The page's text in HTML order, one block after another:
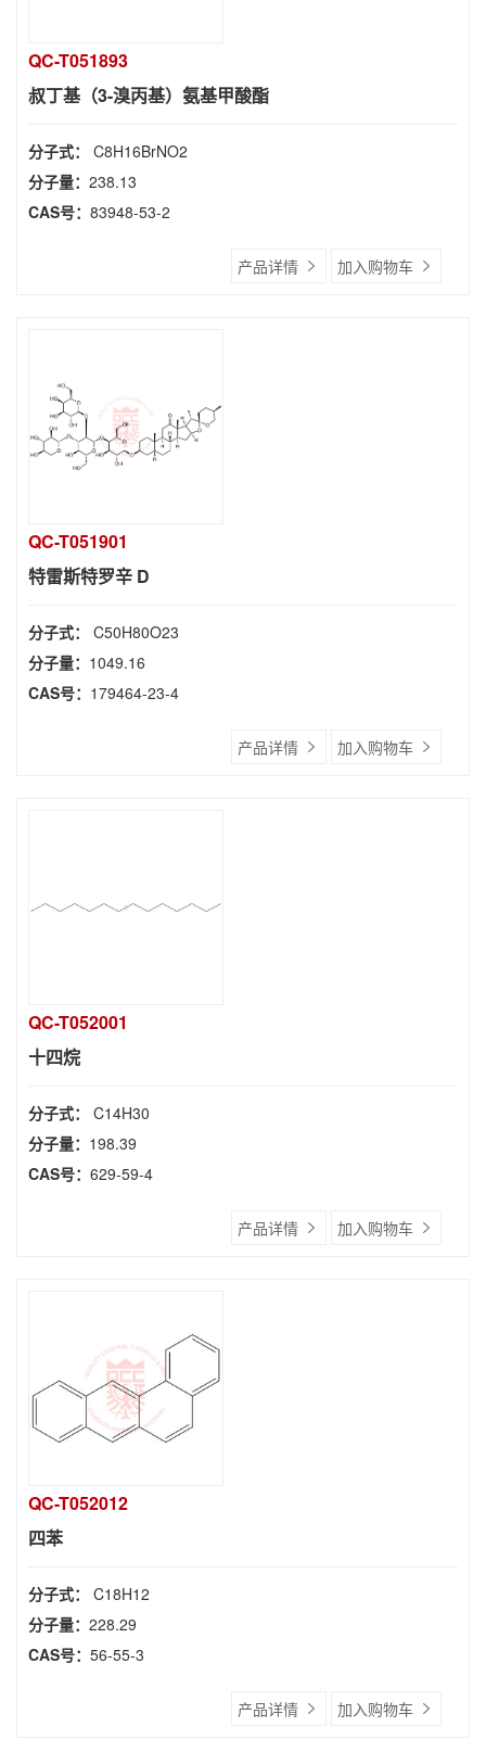
QC-T051893
叔丁基（3-溴丙基）氨基甲酸酯
分子式： C8H16BrNO2
分子量： 238.13
CAS号： 83948-53-2
产品详情 加入购物车
QC-T051901
特雷斯特罗辛 D
分子式： C50H80O23
分子量： 1049.16
CAS号： 179464-23-4
产品详情 加入购物车
QC-T052001
十四烷
分子式： C14H30
分子量： 198.39
CAS号： 629-59-4
产品详情 加入购物车
QC-T052012
四苯
分子式： C18H12
分子量： 228.29
CAS号： 56-55-3
产品详情 加入购物车